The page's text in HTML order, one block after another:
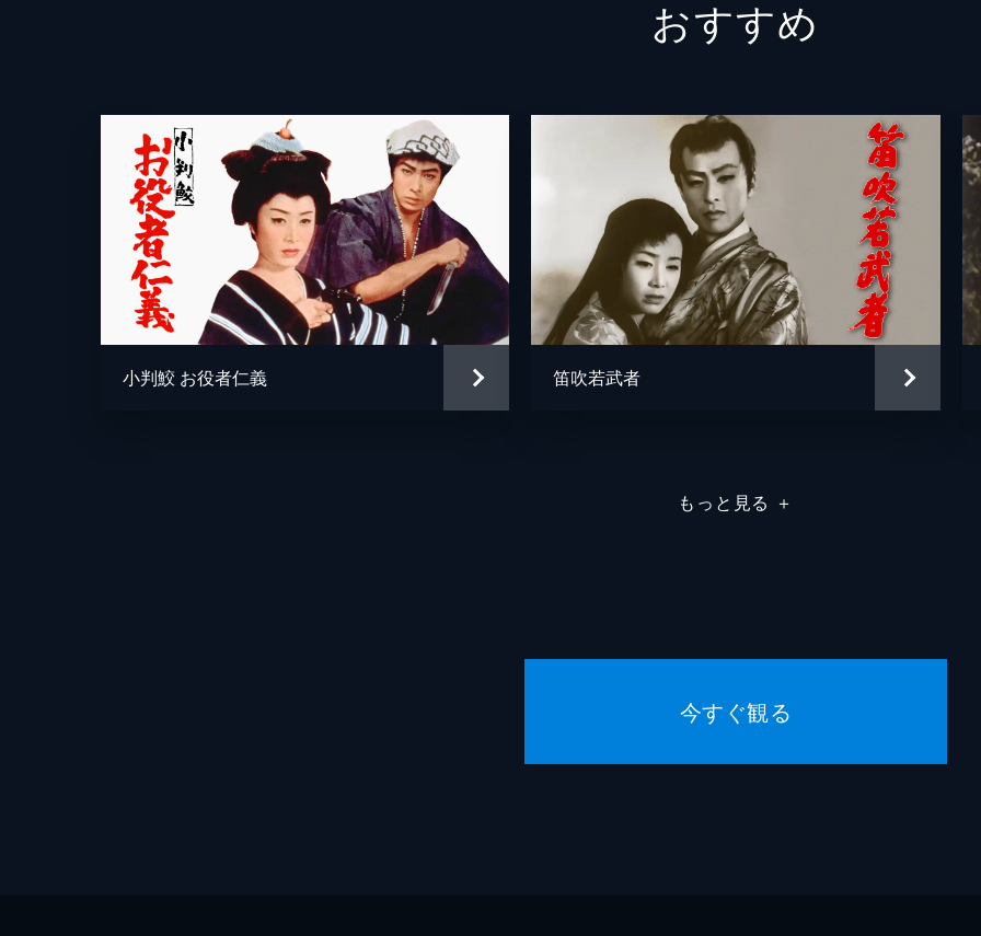
中田竜雄
原作 三上於菟吉
音楽 山田栄一
大蔵貢
おすすめ
小判鮫 お役者仁義 笛吹若武者
もっと見る ＋
今すぐ観る